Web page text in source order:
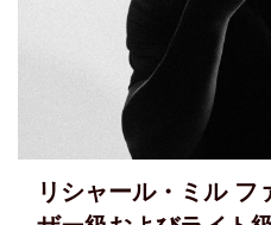
リシャール・ミル フ